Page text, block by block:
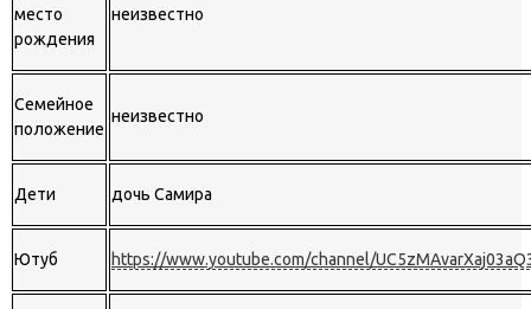
место
рождения
неизвестно
Семейное
положение
неизвестно
Дети дочь Самира
Ютуб https://www.youtube.com/channel/